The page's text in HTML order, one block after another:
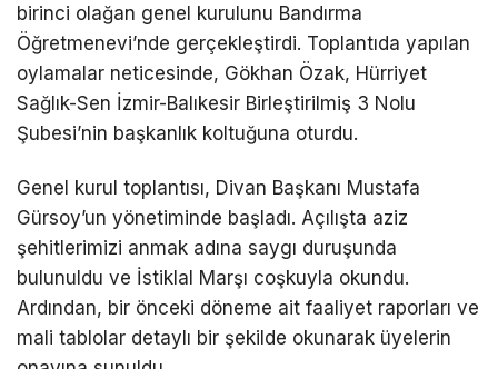
birinci olağan genel kurulunu Bandırma
Öğretmenevi’nde gerçekleştirdi. Toplantıda yapılan
oylamalar neticesinde, Gökhan Özak, Hürriyet
Sağlık-Sen İzmir-Balıkesir Birleştirilmiş 3 Nolu
Şubesi’nin başkanlık koltuğuna oturdu.
Genel kurul toplantısı, Divan Başkanı Mustafa
Gürsoy’un yönetiminde başladı. Açılışta aziz
şehitlerimizi anmak adına saygı duruşunda
bulunuldu ve İstiklal Marşı coşkuyla okundu.
Ardından, bir önceki döneme ait faaliyet raporları ve
mali tablolar detaylı bir şekilde okunarak üyelerin